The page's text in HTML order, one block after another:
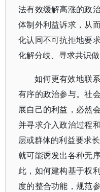
法有效缓解高涨的政
体制外利益诉求，从
化认同不可抗拒地要
化解分歧、寻求共识做
如何更有效地联
有序的政治参与。社
展自己的利益，必然
并寻求介入政治过程
层或群体的利益要求
就可能诱发出各种无
此，如何建构基于权
度的整合功能，规范